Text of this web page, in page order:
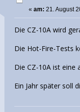
«am: 21. August
Die CZ-10A wird
Die Hot-Fire-Tests
Die CZ-10A ist eine
Ein Jahr später soll